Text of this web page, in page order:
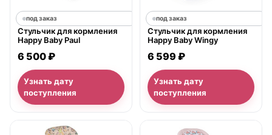
под заказ
Стульчик для кормления
Happy Baby Paul
6 500 ₽
Узнать дату
поступления
под заказ
Стульчик для кормления
Happy Baby Wingy
6 599 ₽
Узнать дату
поступления